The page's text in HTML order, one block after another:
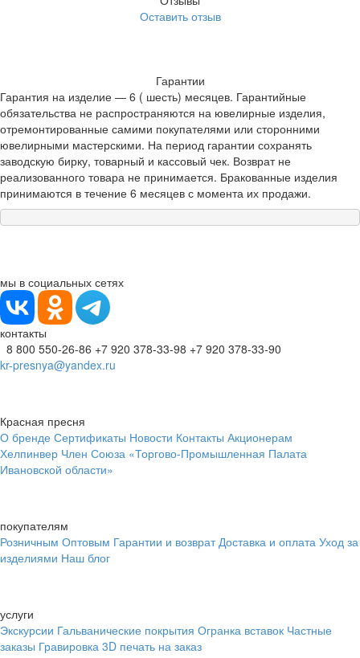
Оставить отзыв
Гарантии
Гарантия на изделие — 6 ( шесть) месяцев. Гарантийные
обязательства не распространяются на ювелирные изделия,
отремонтированные самими покупателями или сторонними
ювелирными мастерскими. На период гарантии сохранять
заводскую бирку, товарный и кассовый чек. Возврат не
реализованного товара не принимается. Бракованные изделия
принимаются в течение 6 месяцев с момента их продажи.
мы в социальных сетях
контакты
8 800 550-26-86 +7 920 378-33-98 +7 920 378-33-90
kr-presnya@yandex.ru
Красная пресня
О бренде Сертификаты Новости Контакты Акционерам
Хелпинвер Член Союза «Торгово-Промышленная Палата
Ивановской области»
покупателям
Розничным Оптовым Гарантии и возврат Доставка и оплата Уход за
изделиями Наш блог
услуги
Экскурсии Гальванические покрытия Огранка вставок Частные
заказы Гравировка 3D печать на заказ